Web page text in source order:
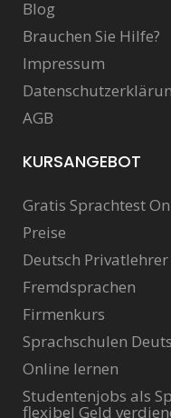
Blog
Brauchen Sie Hilfe?
Impressum
AGB
KURSANGEBOT
Gratis Sprachtest
Preise
Deutsch
Fremdsprachen
Firmenkurs
Sprachschulen
Online lernen
Studentenjobs als
flexibel Geld